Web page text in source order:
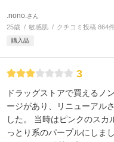
.nono.さん
25歳 敏感肌 クチコミ投稿 864
購入品
3
ドラッグストアで買えるノ
ージがあり、リニューアル
した。 当時はピンクのスカ
っとり系のパープルにしま